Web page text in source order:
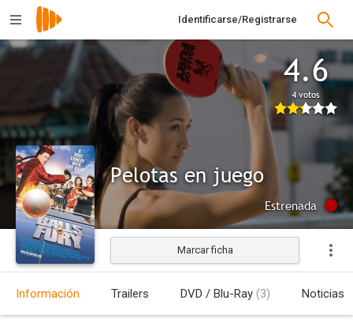
Identificarse/Registrarse
4.6
4 votos
Pelotas en juego
Estrenada
Marcar ficha
Información Trailers DVD / Blu-Ray (3) Noticias